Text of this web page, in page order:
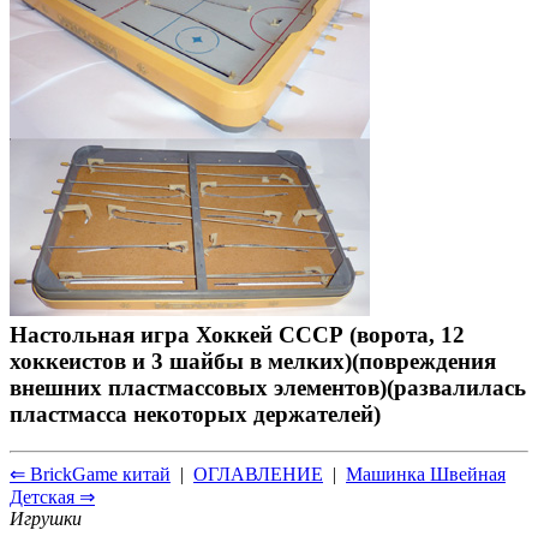
Настольная игра Хоккей СССР (ворота, 12
хоккеистов и 3 шайбы в мелких)(повреждения
внешних пластмассовых элементов)(развалилась
пластмасса некоторых держателей)
⇐ BrickGame китай | ОГЛАВЛЕНИЕ | Машинка Швейная
Детская ⇒
Игрушки